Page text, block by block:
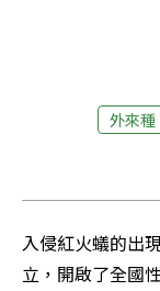
外來種
入侵紅火蟻的出
立，開啟了全國